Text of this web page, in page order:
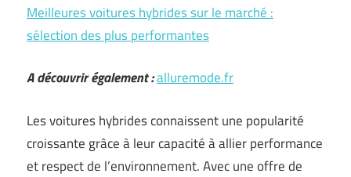
Meilleures voitures hybrides sur le marché :
sélection des plus performantes
A découvrir également :alluremode.fr
Les voitures hybrides connaissent une popularité
croissante grâce à leur capacité à allier performance
et respect de l’environnement. Avec une offre de